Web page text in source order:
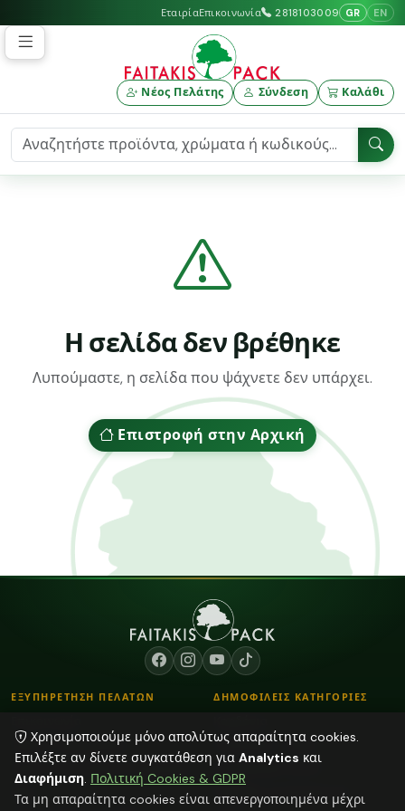
ΕταιρίαΕπικοινωνία 2818103009 GR EN
Νέος Πελάτης Σύνδεση Καλάθι
Η σελίδα δεν βρέθηκε
Λυπούμαστε, η σελίδα που ψάχνετε δεν υπάρχει.
Επιστροφή στην Αρχική
ΕΞΥΠΗΡΕΤΗΣΗ ΠΕΛΑΤΩΝ
Τρόποι Παραγγελίας
Τρόποι Αποστολής & Πληρωμής
Blog
ΔΗΜΟΦΙΛΕΙΣ ΚΑΤΗΓΟΡΙΕΣ
Λουλούδια - Βάζα
Αποξηραμένα φυτά
Plexiglass Διακοσμητικά
Χρησιμοποιούμε μόνο απολύτως απαραίτητα cookies.
Επιλέξτε αν δίνετε συγκατάθεση για Analytics και
Διαφήμιση. Πολιτική Cookies & GDPR
Τα μη απαραίτητα cookies είναι απενεργοποιημένα μέχρι